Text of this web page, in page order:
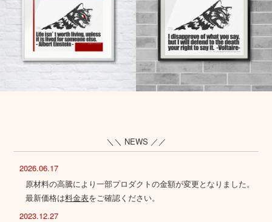
＼＼ NEWS ／／
2026.06.17
原材料の高騰により一部プロダクトの金額が変更となりました。
最新価格は料金表をご確認ください。
2023.12.27